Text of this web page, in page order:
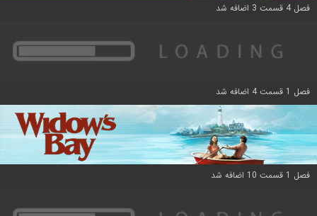
فصل 4 قسمت 3 اضافه شد
فصل 1 قسمت 4 اضافه شد
فصل 1 قسمت 10 اضافه شد